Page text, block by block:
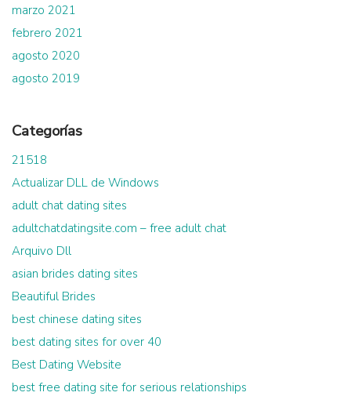
marzo 2021
febrero 2021
agosto 2020
agosto 2019
Categorías
21518
Actualizar DLL de Windows
adult chat dating sites
adultchatdatingsite.com – free adult chat
Arquivo Dll
asian brides dating sites
Beautiful Brides
best chinese dating sites
best dating sites for over 40
Best Dating Website
best free dating site for serious relationships